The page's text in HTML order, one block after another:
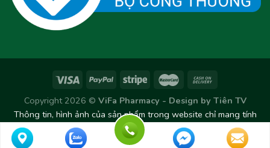
Copyright 2026 © ViFa Pharmacy - Design by Tiên TV
Thông tin, hình ảnh của sản phẩm trong website chỉ mang tính
chất tham khảo. Sản phẩm thực tế có thể thay đổi/chênh lệch
theo từng Lô sản xuất.